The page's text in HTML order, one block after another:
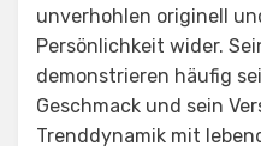
unverhohlen originell
Persönlichkeit wider.
demonstrieren häufig
Geschmack und sein
Trenddynamik mit